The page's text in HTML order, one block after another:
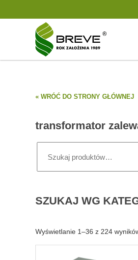
« WRÓĆ DO STRONY GŁÓWNEJ
transformator
SZUKAJ WG
Wyświetlanie 1–36 z 224